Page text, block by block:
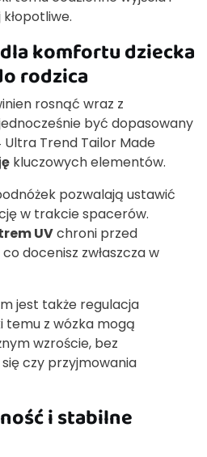
komfortu dziecka
rodzica
rosnąć wraz z
być dopasowany
Ultra Trend Tailor Made
kluczowych elementów.
pozwalają ustawić
w trakcie spacerów.
UVchroni przed
docenisz zwłaszcza w
jest także regulacja
temu z wózka mogą
wzroście, bez
czy przyjmowania
i stabilne